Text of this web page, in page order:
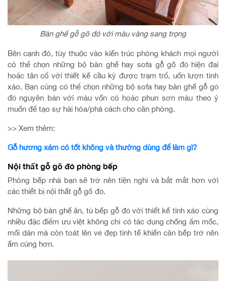
Bàn ghế gỗ gõ đỏ với màu vàng sang trọng
Bên cạnh đó, tùy thuộc vào kiến trúc phòng khách mọi người
có thể chọn những bộ bàn ghế hay sofa gỗ gõ đỏ hiện đại
hoặc tân cổ với thiết kế cầu kỳ được trạm trổ, uốn lượn tinh
xảo. Bạn cũng có thể chọn những bộ sofa hay bàn ghế gỗ gỏ
đỏ nguyên bản với màu vốn có hoặc phun sơn màu theo ý
muốn để tạo sự hài hòa/phá cách cho căn phòng.
>> Xem thêm:
Gỗ hương xám có tốt không và thường dùng để làm gì?
Nội thất gỗ gõ đỏ phòng bếp
Phòng bếp nhà bạn sẽ trở nên tiện nghi và bắt mắt hơn với
các thiết bị nội thất gỗ gõ đỏ.
Những bộ bàn ghế ăn, tủ bếp gỗ đỏ với thiết kế tinh xảo cùng
nhiều đặc điểm ưu việt không chỉ có tác dụng chống ẩm mốc,
mối dán mà còn toát lên vẻ đẹp tinh tế khiến căn bếp trở nên
ấm cúng hơn.